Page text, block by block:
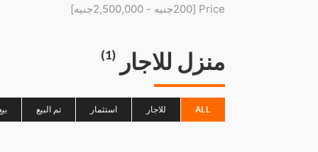
Price [ 200جنيه -2,500,000جنيه
]
منزل للاجار(1)
ALL للاجار استثمار تم البيع